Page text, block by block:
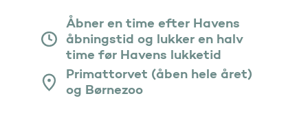
Åbner en time efter Havens
åbningstid og lukker en halv
time før Havens lukketid
Primattorvet (åben hele året)
og Børnezoo